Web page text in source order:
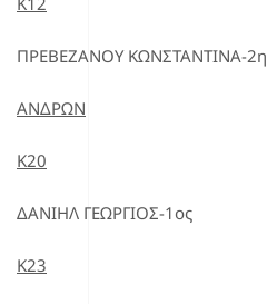
ΠΡΕΒΕΖΑΝΟΥ ΚΩΝΣΤΑΝΤΙΝΑ-2η
ΑΝΔΡΩΝ
Κ20
ΔΑΝΙΗΛ ΓΕΩΡΓΙΟΣ-1ος
Κ23